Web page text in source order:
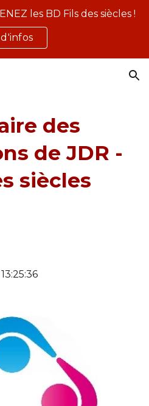
les BD Fils des siècles !
d'infos
des
de JDR -
siècles